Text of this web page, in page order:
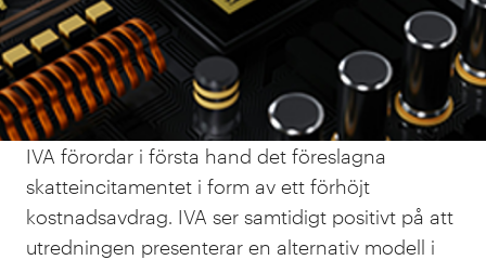
bör införa ett nytt skatteincitament för
företagens forskning och utveckling (FoU).
Skatteincitamenten bör samtidigt utökas,
speciellt för de större företagen.
IVA förordar i första hand det föreslagna
skatteincitamentet i form av ett förhöjt
kostnadsavdrag. IVA ser samtidigt positivt på att
utredningen presenterar en alternativ modell i